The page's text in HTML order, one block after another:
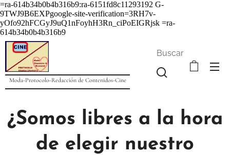
=ra-614b34b0b4b316b9:ra-6151fd8c11293192 G-
9TWJ9B6EXPgoogle-site-verification=3RH7v-
yOfo92hFCGyJ9uQ1nFoyhH3Rn_ciPoEIGRjsk =ra-
614b34b0b4b316b9
Moda-Protocolo-Redacción de Contenidos-Cine
Buscar
¿Somos libres a la hora
de elegir nuestro